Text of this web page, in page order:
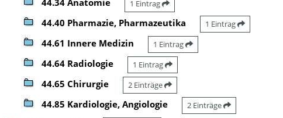
44.34 Anatomie 1 Eintrag
44.40 Pharmazie, Pharmazeutika 1 Eintrag
44.61 Innere Medizin 1 Eintrag
44.64 Radiologie 1 Eintrag
44.65 Chirurgie 2 Einträge
44.85 Kardiologie, Angiologie 2 Einträge